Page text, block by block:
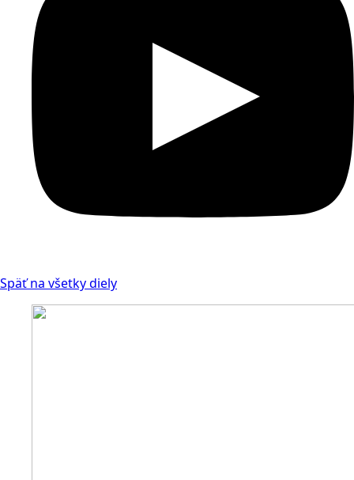
Späť na všetky diely